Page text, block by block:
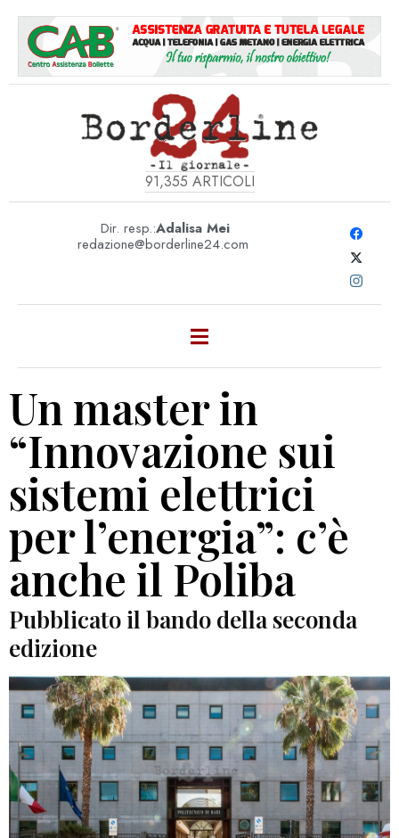
91,355 ARTICOLI
Dir. resp.:Adalisa Mei
redazione@borderline24.com
Un master in
“Innovazione sui
sistemi elettrici
per l’energia”: c’è
anche il Poliba
Pubblicato il bando della seconda
edizione